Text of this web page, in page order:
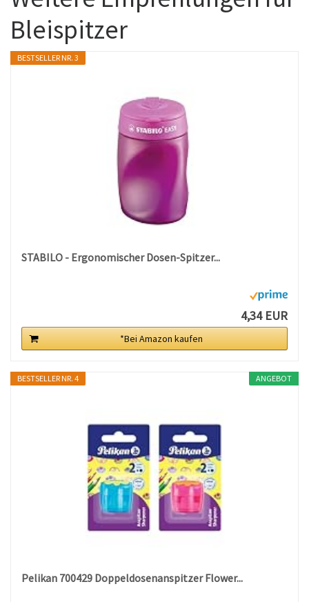
Bleispitzer
BESTSELLER NR. 3
STABILO - Ergonomischer Dosen-Spitzer...
4,34 EUR
*Bei Amazon kaufen
ANGEBOT
BESTSELLER NR. 4
Pelikan 700429 Doppeldosenanspitzer Flower...